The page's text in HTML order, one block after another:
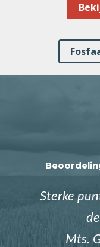
Sterke
Mts.